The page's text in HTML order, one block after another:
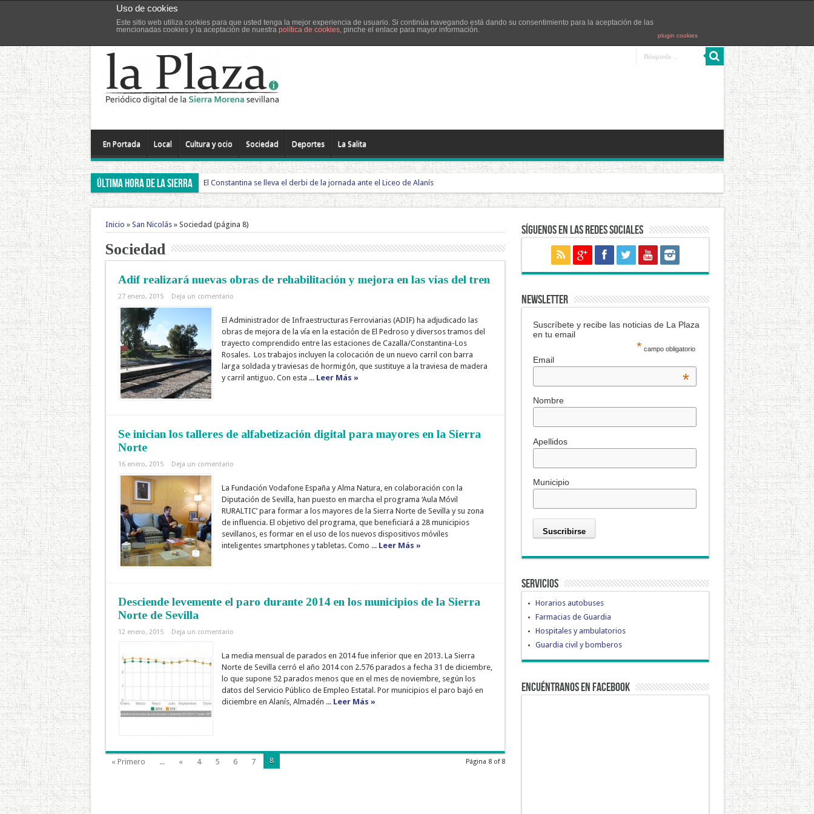
Uso de cookies
Este sitio web utiliza cookies para que usted tenga la mejor experiencia de usuario. Si continúa navegando está dando su consentimiento para la aceptación de las
mencionadas cookies y la aceptación de nuestra política de cookies, pinche el enlace para mayor información.
plugin cookies
Jueves,6 agosto, 2026
San Nicolás
En Portada Local Cultura y ocio Sociedad Deportes La Salita
ÚLTIMA HORA DE LA SIERRA El Constantina se lleva el derbi de la jornada ante el Liceo de Alanís
Inicio » San Nicolás» Sociedad (página 8)
Sociedad
Adif realizará nuevas obras de rehabilitación y mejora en las vías del tren
27 enero, 2015 Deja un comentario
El Administrador de Infraestructuras Ferroviarias (ADIF) ha adjudicado las
obras de mejora de la vía en la estación de El Pedroso y diversos tramos del
trayecto comprendido entre las estaciones de Cazalla/Constantina-Los
Rosales. Los trabajos incluyen la colocación de un nuevo carril con barra
larga soldada y traviesas de hormigón, que sustituye a la traviesa de madera
y carril antiguo. Con esta ... Leer Más »
Se inician los talleres de alfabetización digital para mayores en la Sierra
Norte
16 enero, 2015 Deja un comentario
La Fundación Vodafone España y Alma Natura, en colaboración con la
Diputación de Sevilla, han puesto en marcha el programa ‘Aula Móvil
RURALTIC’ para formar a los mayores de la Sierra Norte de Sevilla y su zona
de influencia. El objetivo del programa, que beneficiará a 28 municipios
sevillanos, es formar en el uso de los nuevos dispositivos móviles
inteligentes smartphones y tabletas. Como ... Leer Más »
Desciende levemente el paro durante 2014 en los municipios de la Sierra
Norte de Sevilla
12 enero, 2015 Deja un comentario
La media mensual de parados en 2014 fue inferior que en 2013. La Sierra
Norte de Sevilla cerró el año 2014 con 2.576 parados a fecha 31 de diciembre,
lo que supone 52 parados menos que en el mes de noviembre, según los
datos del Servicio Público de Empleo Estatal. Por municipios el paro bajó en
diciembre en Alanís, Almadén ... Leer Más »
Página 8 of 8
« Primero ... « 4 5 6 7 8
Síguenos en las redes sociales
NEWSLETTER
Suscríbete y recibe las noticias de La Plaza
en tu email
* campo obligatorio
Email
*
Nombre
Apellidos
Municipio
Servicios
Horarios autobuses
Farmacias de Guardia
Hospitales y ambulatorios
Guardia civil y bomberos
Encuéntranos en Facebook